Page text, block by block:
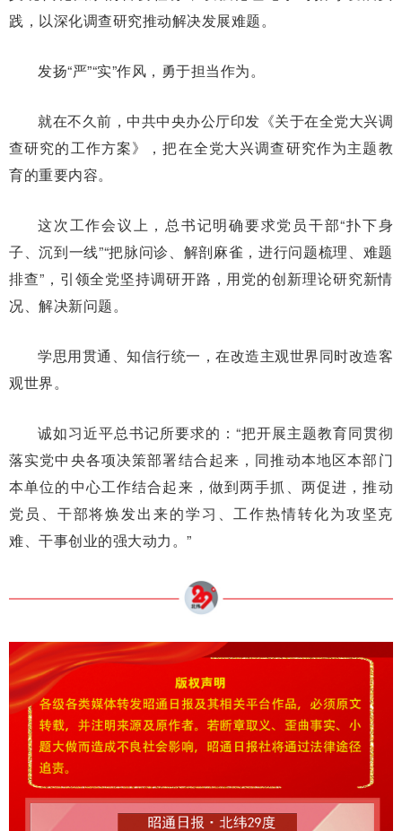
践，以深化调查研究推动解决发展难题。
发扬“严”“实”作风，勇于担当作为。
就在不久前，中共中央办公厅印发《关于在全党大兴调
查研究的工作方案》，把在全党大兴调查研究作为主题教
育的重要内容。
这次工作会议上，总书记明确要求党员干部“扑下身
子、沉到一线”“把脉问诊、解剖麻雀，进行问题梳理、难题
排查”，引领全党坚持调研开路，用党的创新理论研究新情
况、解决新问题。
学思用贯通、知信行统一，在改造主观世界同时改造客
观世界。
诚如习近平总书记所要求的：“把开展主题教育同贯彻
落实党中央各项决策部署结合起来，同推动本地区本部门
本单位的中心工作结合起来，做到两手抓、两促进，推动
党员、干部将焕发出来的学习、工作热情转化为攻坚克
难、干事创业的强大动力。”